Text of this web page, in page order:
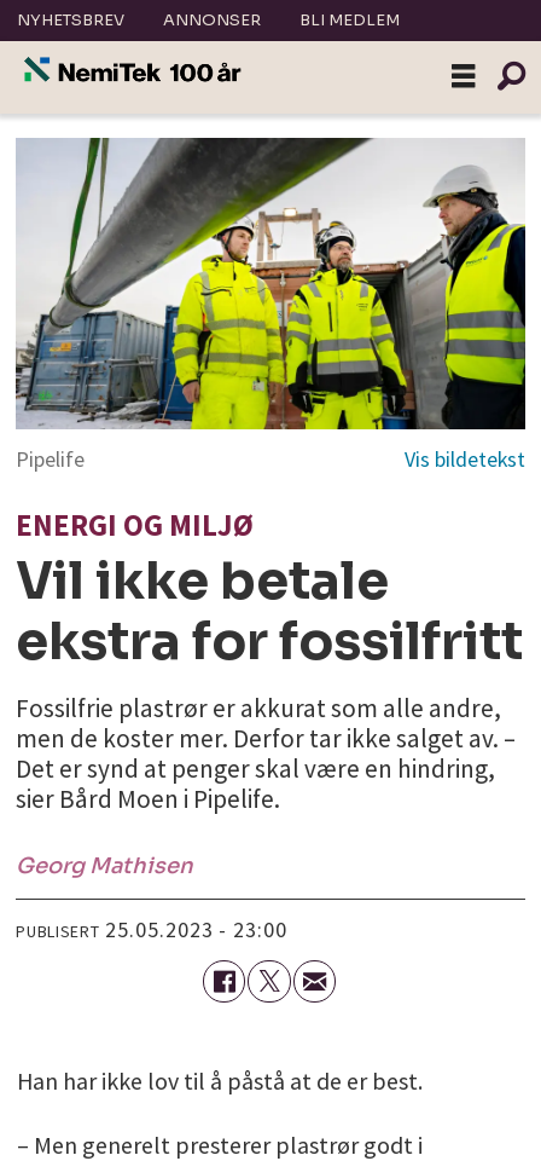
NYHETSBREV ANNONSER BLI MEDLEM
Pipelife
ENERGI OG MILJØ
Vil ikke betale
ekstra for fossilfritt
Fossilfrie plastrør er akkurat som alle andre,
men de koster mer. Derfor tar ikke salget av. –
Det er synd at penger skal være en hindring,
sier Bård Moen i Pipelife.
Georg Mathisen
PUBLISERT 25.05.2023 - 23:00
Han har ikke lov til å påstå at de er best.
– Men generelt presterer plastrør godt i